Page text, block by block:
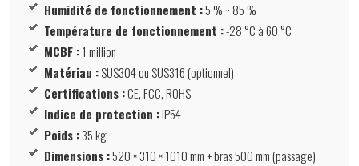
Humidité de fonctionnement :5 % ~ 85 %
Température de fonctionnement :-28 °C à 60 °C
MCBF :1 million
Matériau :SUS304 ou SUS316 (optionnel)
Certifications :CE, FCC, ROHS
Indice de protection :IP54
Poids :35 kg
Dimensions :520 × 310 × 1010 mm + bras 500 mm (passage)